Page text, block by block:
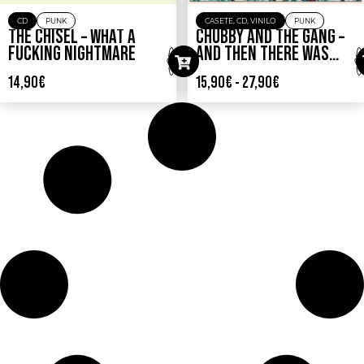
CD PUNK
THE CHISEL – WHAT A
FUCKING NIGHTMARE
14,90€
CASETE, CD, VINILO PUNK
CHUBBY AND THE GANG –
AND THEN THERE WAS…
15,90€ - 27,90€